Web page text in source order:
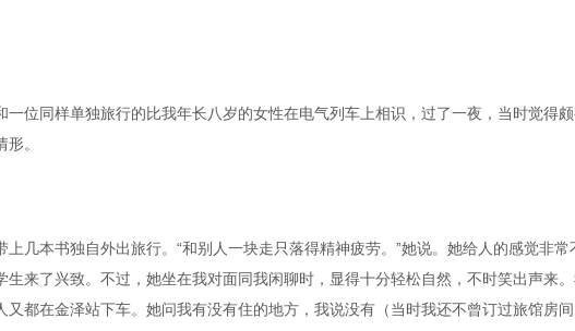
位同样单独旅行的比我年长八岁的女性在电气列车上相识，过了一夜，当时觉得
。
几本书独自外出旅行。“和别人一块走只落得精神疲劳。”她说。她给人的感觉非常
来了兴致。不过，她坐在我对面同我闲聊时，显得十分轻松自然，不时笑出声来
都在金泽站下车。她问我有没有住的地方，我说没有（当时我还不曾订过旅馆房